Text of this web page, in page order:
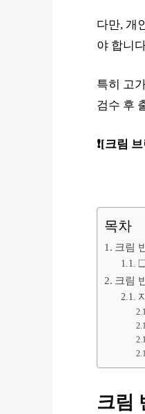
다만, 개
야 합니
특히 고
검수 후
❗️[크림
목차
크림
크림
크림